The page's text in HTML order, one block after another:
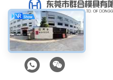
Media Sosial